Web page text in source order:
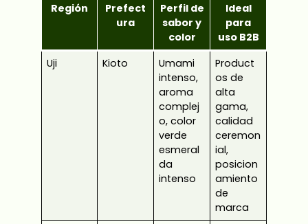
Región
Prefect
ura
Perfil de
sabor y
color
Ideal
para
uso B2B
Uji
Kioto
Umami
intenso,
aroma
complej
o, color
verde
esmeral
da
intenso
Product
os de
alta
gama,
calidad
ceremon
ial,
posicion
amiento
de
marca